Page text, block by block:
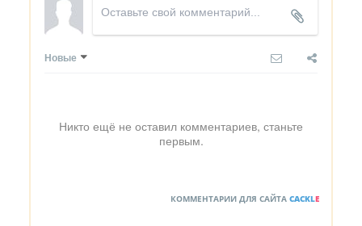
Новые
Никто ещё не оставил комментариев, станьте
первым.
КОММЕНТАРИИ ДЛЯ САЙТА CACKLE